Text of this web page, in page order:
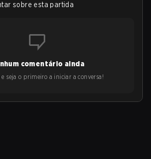
sobre esta partida
comentário ainda
seja o primeiro a iniciar a conversa!